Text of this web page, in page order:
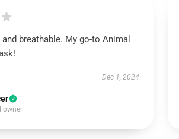
breathable. My go-to Animal
Dec 1, 2024
owner